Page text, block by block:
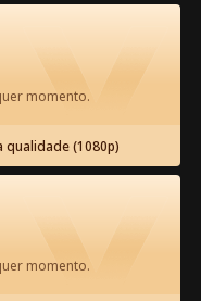
um cartão de
Filme
8
momento.
qualidade (1080p)
momento.